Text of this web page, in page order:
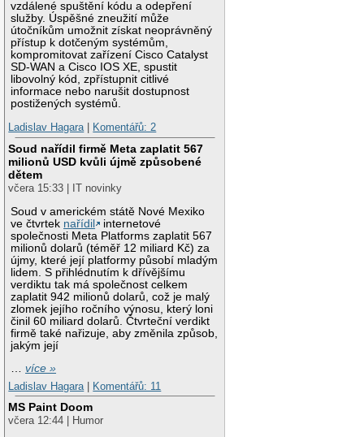
vzdálené spuštění kódu a odepření
služby. Úspěšné zneužití může
útočníkům umožnit získat neoprávněný
přístup k dotčeným systémům,
kompromitovat zařízení Cisco Catalyst
SD-WAN a Cisco IOS XE, spustit
libovolný kód, zpřístupnit citlivé
informace nebo narušit dostupnost
postižených systémů.
Ladislav Hagara| Komentářů: 2
Soud nařídil firmě Meta zaplatit 567
milionů USD kvůli újmě způsobené
dětem
včera 15:33 | IT novinky
Soud v americkém státě Nové Mexiko
ve čtvrtek nařídil
internetové
společnosti Meta Platforms zaplatit 567
milionů dolarů (téměř 12 miliard Kč) za
újmy, které její platformy působí mladým
lidem. S přihlédnutím k dřívějšímu
verdiktu tak má společnost celkem
zaplatit 942 milionů dolarů, což je malý
zlomek jejího ročního výnosu, který loni
činil 60 miliard dolarů. Čtvrteční verdikt
firmě také nařizuje, aby změnila způsob,
jakým její
…více »
Ladislav Hagara
Komentářů: 11
MS Paint Doom
včera 12:44 | Humor